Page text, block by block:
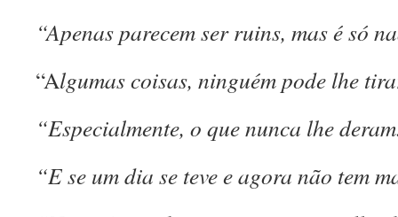
“Apenas parecem ser ruins, mas é só
“Algumas coisas, ninguém pode lhe
“Especialmente, o que nunca lhe
“E se um dia se teve e agora não tem